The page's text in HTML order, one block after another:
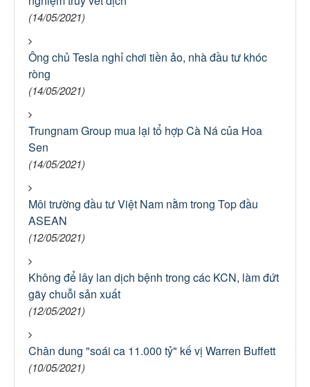
(14/05/2021)
Ông chủ Tesla nghỉ chơi tiền ảo, nhà đầu tư khóc
ròng
(14/05/2021)
Trungnam Group mua lại tổ hợp Cà Ná của Hoa
Sen
(14/05/2021)
Môi trường đầu tư Việt Nam nằm trong Top đầu
ASEAN
(12/05/2021)
Không để lây lan dịch bệnh trong các KCN, làm đứt
gãy chuỗi sản xuất
(12/05/2021)
Chân dung "soái ca 11.000 tỷ" kế vị Warren Buffett
(10/05/2021)